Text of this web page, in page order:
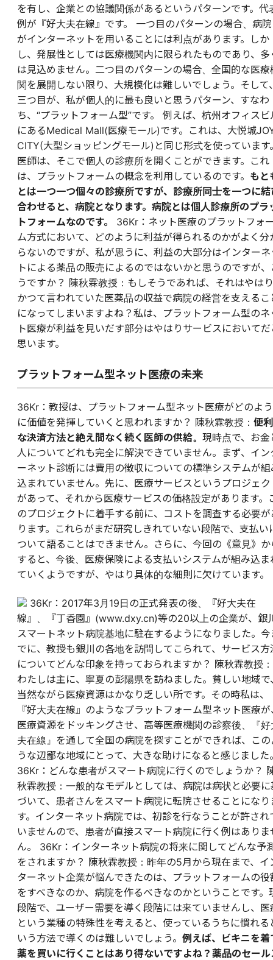
を有し、企業との協議関係があるというパターンです。代
例が『好大夫在線』です。 一つ目のパターンの場合、病院
がインターネットを用いることには利点があります。しか
し、発展性としては医療機関内に限られたものであり、多
は見込めません。二つ目のパターンの場合、全国的な医療
関を展開しない限り、大規模化は難しいでしょう。そして
三つ目が、私が個人的に最も良いと思うパターン、すなわ
ち、“プラットフォーム型”です。 例えば、杭州オフィスビ
にあるMedical Mall(医療モール)です。これは、大悦城
CITY(大型ショッピングモール)と同じ形式を使っています
医師は、そこで個人の診療所を開くことができます。これ
は、プラットフォームの概念を利用しているのです。 もと
とは一つ一つ個々の診療所ですが、診療所同士を一つに結
合わせると、病院となります。病院とは個人診療所のプラ
トフォームなのです。
36Kr：ネット医療のプラットフォ
ム方式において、どのように利益が得られるのかがよく分
らないのですが、私が思うに、利益の大部分はインターネ
トによる薬品の販売によるのではないかと思うのですが、
うですか？ 陳秋霖教授：もしそうであれば、それはやはり
かつて言われていた医薬品の収益で病院の経営を支えるこ
になってしまいますよね？私は、プラットフォーム型のネ
ト医療が利益を見いだす部分はやはりサービスにおいてだ
思います。
プラットフォーム型ネット医療の未来
36Kr：教授は、プラットフォーム型ネット医療がどのよう
に価値を発揮していくと思われますか？ 陳秋霖教授： 便利
な決済方法と絶え間なく続く医師の供給。 現時点で、お金
人についてどれも完全に解決できていません。まず、イン
ーネット診断には費用の徴収についての標準システムが組
込まれていません。先に、医療サービスというプロジェク
があって、それから医療サービスの価格設定があります。
のプロジェクトに着手する前に、コストを調査する必要が
ります。これらがまだ研究しきれていない段階で、支払い
ついて語ることはできません。さらに、今回の《意見》か
すると、今後、医療保険による支払いシステムが組み込ま
ていくようですが、やはり具体的な細則に欠けています。
36Kr：2017年3月19日の正式発表の後、『好大夫在
線』、『丁香園』(www.dxy.cn)等の20以上の企業が、銀
スマートネット病院基地に駐在するようになりました。今
でに、教授も銀川の各地を訪問してこられて、サービス方
についてどんな印象を持っておられますか？ 陳秋霖教授：
わたしは主に、寧夏の彭陽県を訪ねました。貧しい地域で
当然ながら医療資源はかなり乏しい所です。その時私は、
『好大夫在線』のようなプラットフォーム型ネット医療が
医療資源をドッキングさせ、高等医療機関の診察後、『好
夫在線』を通して全国の病院を探すことができれば、この
うな辺鄙な地域にとって、大きな助けになると感じました
36Kr：どんな患者がスマート病院に行くのでしょうか？
秋霖教授：一般的なモデルとしては、病院は病状と必要に
づいて、患者さんをスマート病院に転院させることになり
す。インターネット病院では、初診を行なうことが許され
いませんので、患者が直接スマート病院に行く例はありま
ん。 36Kr：インターネット病院の将来に関してどんな予
をされますか？ 陳秋霖教授：昨年の5月から現在まで、イ
ターネット企業が悩んできたのは、プラットフォームの役
をすべきなのか、病院を作るべきなのかということです。
段階で、ユーザー需要を導く段階には来ていませんし、医
という業種の特殊性を考えると、使っているうちに慣れる
いう方法で導くのは難しいでしょう。 例えば、ビキニを着
薬を買いに行くことはあり得ないですよね？薬品のセール